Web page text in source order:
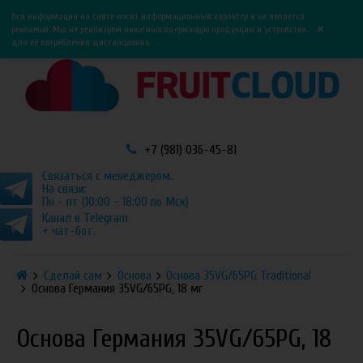
0
Вся информация на сайте носит информационный характер и не является
рекламой. Мы не реализуем никотиносодержащую продукцию и устройства
для её потребления дистанционно.
×
+7 (981) 036-45-81
Связаться с менеджером.
На связи:
Пн - пт (10:00 - 18:00 по Мск)
Канал в Telegram
+ чат-бот.
Сделай сам Основа
Основа 35VG/65PG Traditional
Основа Германия 35VG/65PG, 18 мг
Основа Германия 35VG/65PG, 18